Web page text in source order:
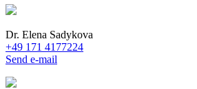
Dr. Elena Sadykova
+49 171 4177224
Send e-mail